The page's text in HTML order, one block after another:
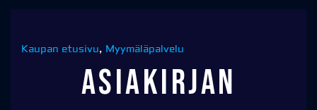
Kaupan etusivu, Myymäläpalvelu
Asiakirjan